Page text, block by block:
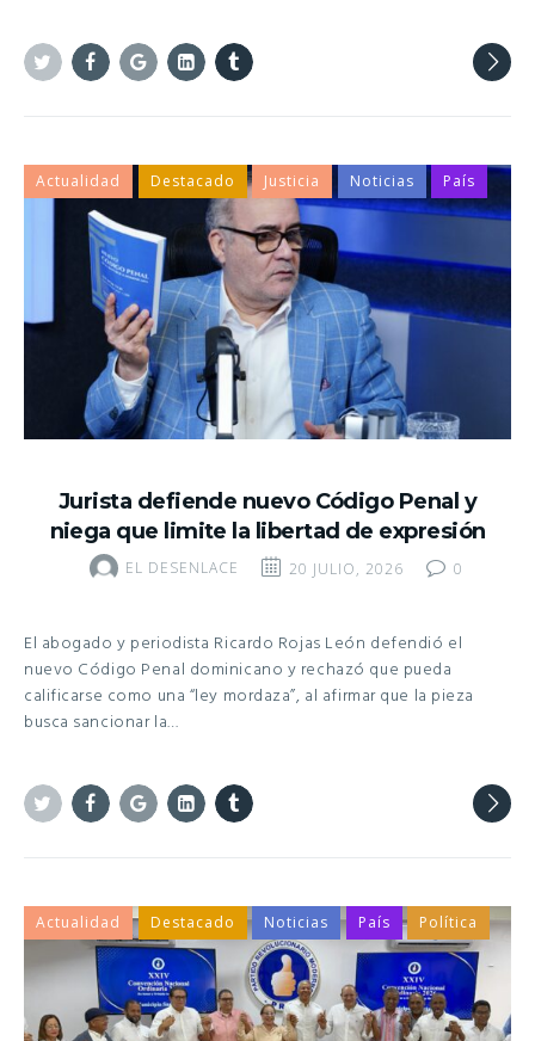
Jurista defiende nuevo Código Penal y
niega que limite la libertad de expresión
EL DESENLACE 20 JULIO, 2026 0
Actualidad Destacado Justicia Noticias País
El abogado y periodista Ricardo Rojas León defendió el
nuevo Código Penal dominicano y rechazó que pueda
calificarse como una “ley mordaza”, al afirmar que la pieza
busca sancionar la…
Actualidad Destacado Noticias País Política